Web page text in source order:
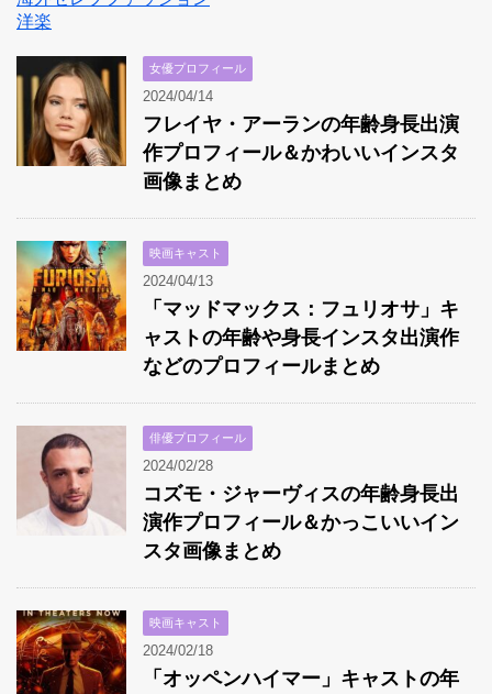
洋楽
女優プロフィール
2024/04/14
フレイヤ・アーランの年齢身長出演
作プロフィール＆かわいいインスタ
画像まとめ
映画キャスト
2024/04/13
「マッドマックス：フュリオサ」キ
ャストの年齢や身長インスタ出演作
などのプロフィールまとめ
俳優プロフィール
2024/02/28
コズモ・ジャーヴィスの年齢身長出
演作プロフィール＆かっこいいイン
スタ画像まとめ
映画キャスト
2024/02/18
「オッペンハイマー」キャストの年